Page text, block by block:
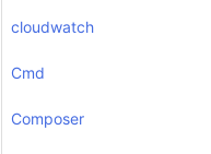
cloudwatch
Cmd
Composer